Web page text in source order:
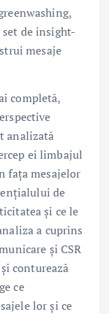
de insight-
mesaje
completă,
analizată
ei limbajul
fața mesajelor
de
și ce le
a cuprins
și CSR
conturează
ce
lor și ce